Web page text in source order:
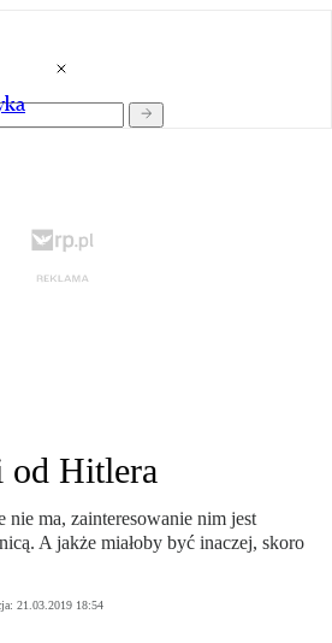
od Hitlera
nie ma, zainteresowanie nim jest
A jakże miałoby być inaczej, skoro
21.03.2019 18:54